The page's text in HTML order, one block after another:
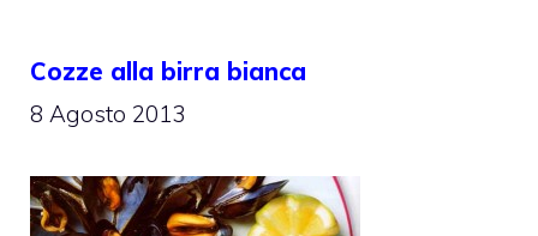
Cozze alla birra bianca
8 Agosto 2013